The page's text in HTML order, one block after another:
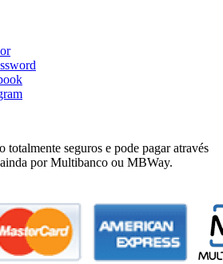
totalmente seguros e pode pagar através
por Multibanco ou MBWay.